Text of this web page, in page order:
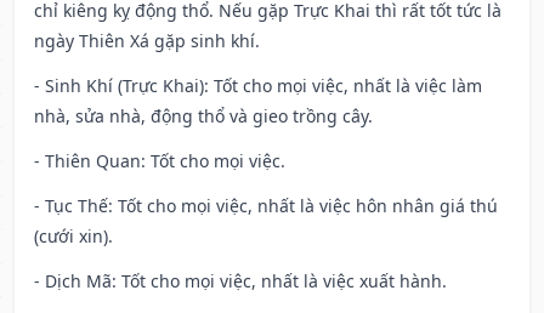
chỉ kiêng kỵ động thổ. Nếu gặp Trực Khai thì rất tốt tức là
ngày Thiên Xá gặp sinh khí.
- Sinh Khí (Trực Khai): Tốt cho mọi việc, nhất là việc làm
nhà, sửa nhà, động thổ và gieo trồng cây.
- Thiên Quan: Tốt cho mọi việc.
- Tục Thế: Tốt cho mọi việc, nhất là việc hôn nhân giá thú
(cưới xin).
- Dịch Mã: Tốt cho mọi việc, nhất là việc xuất hành.